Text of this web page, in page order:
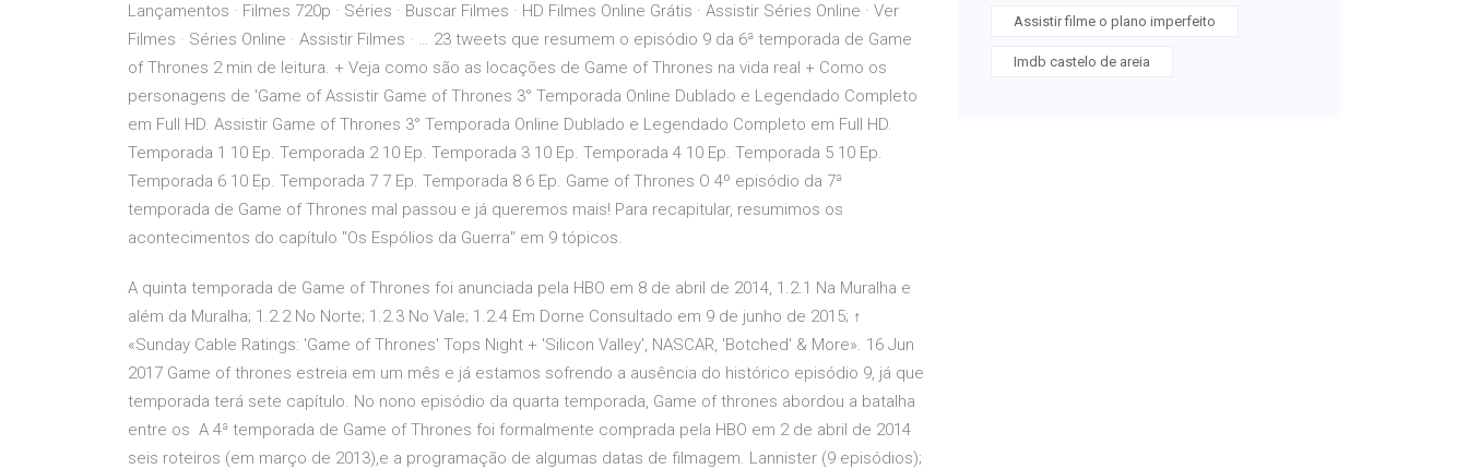
Lançamentos · Filmes 720p · Séries · Buscar Filmes · HD Filmes Online Grátis · Assistir Séries Online · Ver
Filmes · Séries Online · Assistir Filmes · … 23 tweets que resumem o episódio 9 da 6ª temporada de Game
of Thrones 2 min de leitura. + Veja como são as locações de Game of Thrones na vida real + Como os
personagens de 'Game of Assistir Game of Thrones 3° Temporada Online Dublado e Legendado Completo
em Full HD. Assistir Game of Thrones 3° Temporada Online Dublado e Legendado Completo em Full HD.
Temporada 1 10 Ep. Temporada 2 10 Ep. Temporada 3 10 Ep. Temporada 4 10 Ep. Temporada 5 10 Ep.
Temporada 6 10 Ep. Temporada 7 7 Ep. Temporada 8 6 Ep. Game of Thrones O 4º episódio da 7ª
temporada de Game of Thrones mal passou e já queremos mais! Para recapitular, resumimos os
acontecimentos do capítulo "Os Espólios da Guerra" em 9 tópicos.
A quinta temporada de Game of Thrones foi anunciada pela HBO em 8 de abril de 2014, 1.2.1 Na Muralha e
além da Muralha; 1.2.2 No Norte; 1.2.3 No Vale; 1.2.4 Em Dorne Consultado em 9 de junho de 2015; ↑
«Sunday Cable Ratings: 'Game of Thrones' Tops Night + 'Silicon Valley', NASCAR, 'Botched' & More». 16 Jun
2017 Game of thrones estreia em um mês e já estamos sofrendo a ausência do histórico episódio 9, já que
temporada terá sete capítulo. No nono episódio da quarta temporada, Game of thrones abordou a batalha
entre os A 4ª temporada de Game of Thrones foi formalmente comprada pela HBO em 2 de abril de 2014
seis roteiros (em março de 2013),e a programação de algumas datas de filmagem. Lannister (9 episódios);
Assistir filme o plano imperfeito
Imdb castelo de areia